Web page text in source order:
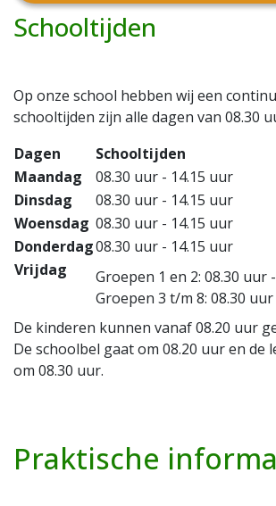
Schooltijden
Op onze school hebben wij een
schooltijden zijn alle dagen van 08.30
Dagen
Schooltijden
Maandag
08.30 uur - 14.15 uur
Dinsdag
08.30 uur - 14.15 uur
Woensdag 08.30 uur - 14.15 uur
Donderdag08.30 uur - 14.15 uur
Vrijdag
Groepen 1 en 2: 08.30 uur
Groepen 3 t/m 8: 08.30
De kinderen kunnen vanaf 08.20 uur
De schoolbel gaat om 08.20 uur en de
om 08.30 uur.
Praktische